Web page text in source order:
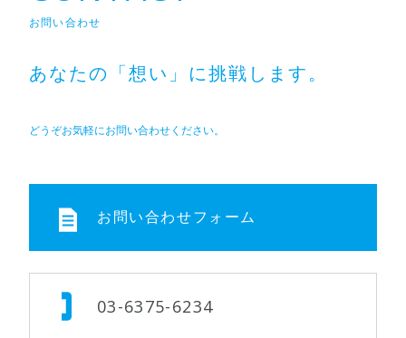
お問い合わせ
あなたの「想い」に挑戦します。
どうぞお気軽にお問い合わせください。
お問い合わせフォーム
03-6375-6234